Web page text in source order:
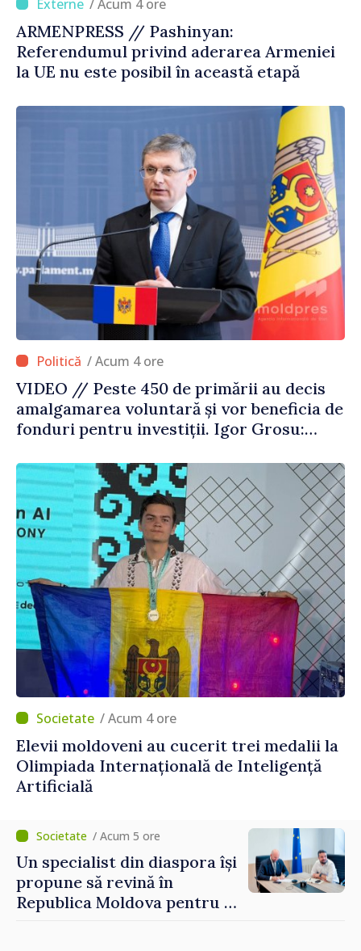
/ Acum 4 ore
ARMENPRESS // Pashinyan:
Referendumul privind aderarea Armeniei
la UE nu este posibil în această etapă
/ Acum 4 ore
VIDEO // Peste 450 de primării au decis
amalgamarea voluntară și vor beneficia de
fonduri pentru investiții. Igor Grosu:
dăm o șansă localităților să se dezvolte”
/ Acum 4 ore
Elevii moldoveni au cucerit trei medalii la
Olimpiada Internațională de Inteligență
Artificială
/ Acum 5 ore
Un specialist din diaspora își
propune să revină în
Republica Moldova pentru a